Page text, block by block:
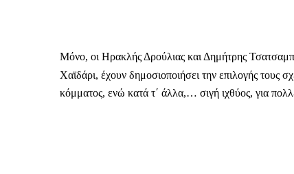
Μόνο, οι Ηρακλής Δρούλιας και Δημήτρης
Χαϊδάρι, έχουν δημοσιοποιήσει την επιλογής
κόμματος, ενώ κατά τ΄ άλλα,… σιγή ιχθύος, για